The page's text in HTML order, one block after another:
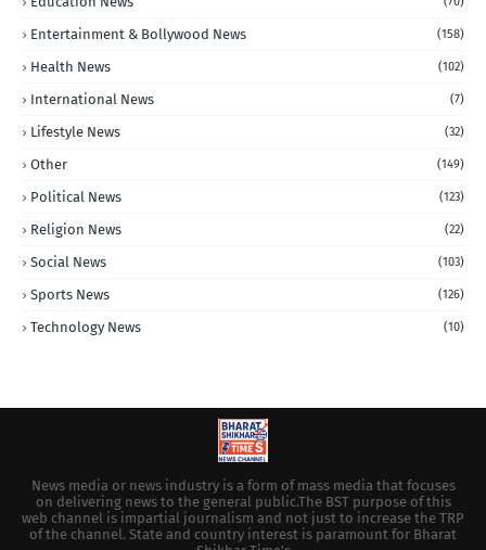
Entertainment & Bollywood News (158)
Health News (102)
International News (7)
Lifestyle News (32)
Other (149)
Political News (123)
Religion News (22)
Social News (103)
Sports News (126)
Technology News (10)
News media or news industry is a form of mass media that focuses
on delivering news to the general public.The BST purpose of this
web channel is impartial journalism and not just to increase the TRP
of the channel. State and country interest is paramount for Bharat